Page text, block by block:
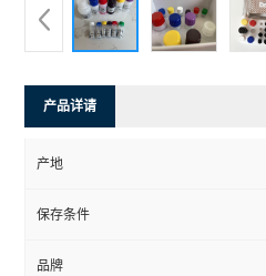
产品详请
产地
保存条件
品牌